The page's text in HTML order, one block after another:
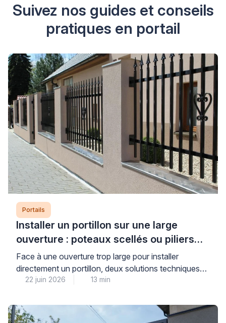
Suivez nos guides et conseils
pratiques en portail
Portails
Installer un portillon sur une large
ouverture : poteaux scellés ou piliers
maçonnés ?
Face à une ouverture trop large pour installer
directement un portillon, deux solutions techniques
s’offrent à vous : le scellement de poteaux ou la
décision conditionne directement la stabilité, la
durabilité et la sécurité de votre installation sur le long
22 juin 2026 13 min